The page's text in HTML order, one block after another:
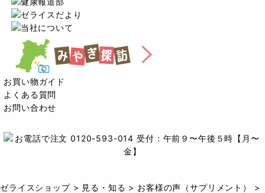
お買い物ガイド
よくある質問
お問い合わせ
ゼライスショップ> 見る・知る > お客様の声（サプリメント）
>